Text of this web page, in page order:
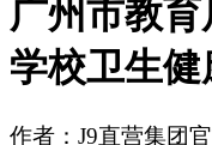
广州市教育
学校卫生
作者：J9直营集团